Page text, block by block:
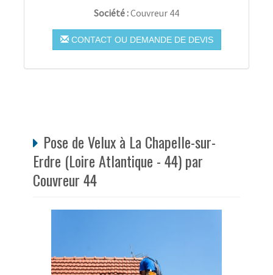
Société :Couvreur 44
CONTACT OU DEMANDE DE DEVIS
Pose de Velux à La Chapelle-sur-
Erdre (Loire Atlantique - 44) par
Couvreur 44